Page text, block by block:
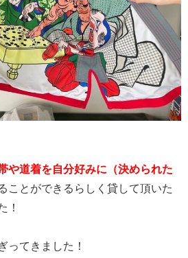
や道着を自分好みに（決められた
ことができるらしく貸して頂いた
！
ってきました！